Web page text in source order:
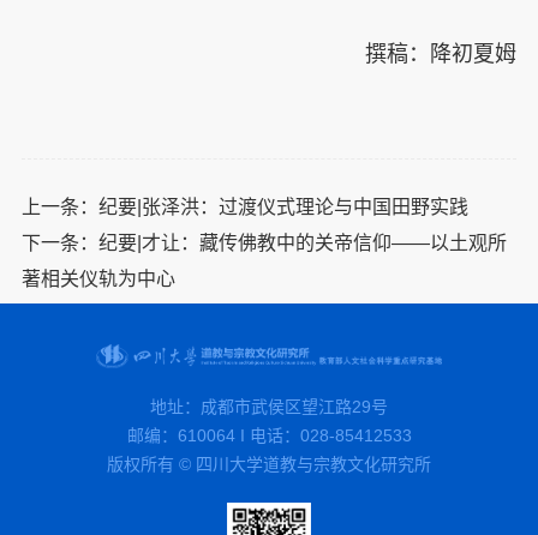
撰稿：降初夏姆
上一条： 纪要|张泽洪：过渡仪式理论与中国田野实践
下一条： 纪要|才让：藏传佛教中的关帝信仰——以土观所
著相关仪轨为中心
地址：成都市武侯区望江路29号
邮编：610064 I 电话：028-85412533
版权所有 © 四川大学道教与宗教文化研究所